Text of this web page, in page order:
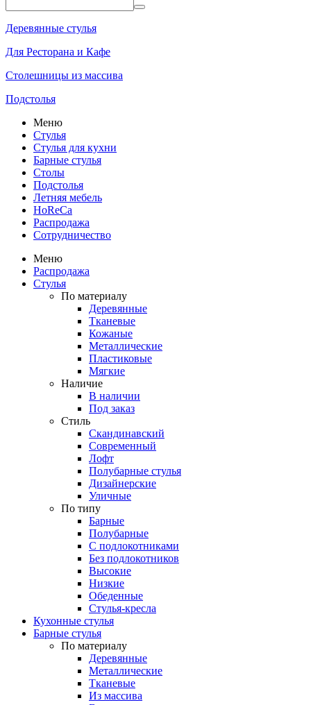
Деревянные стулья
Для Ресторана и Кафе
Столешницы из массива
Подстолья
Меню
Стулья
Стулья для кухни
Барные стулья
Столы
Подстолья
Летняя мебель
HoReCa
Распродажа
Сотрудничество
Меню
Распродажа
Стулья
По материалу
Деревянные
Тканевые
Кожаные
Металлические
Пластиковые
Мягкие
Наличие
В наличии
Под заказ
Стиль
Скандинавский
Современный
Лофт
Полубарные стулья
Дизайнерские
Уличные
По типу
Барные
Полубарные
С подлокотниками
Без подлокотников
Высокие
Низкие
Обеденные
Стулья-кресла
Кухонные стулья
Барные стулья
По материалу
Деревянные
Металлические
Тканевые
Из массива